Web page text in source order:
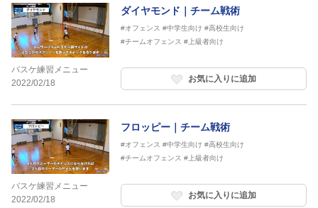
バスケ練習メニュー
2022/02/18
ダイヤモンド｜チーム戦術
#オフェンス #中学生向け #高校生向け
#チームオフェンス #上級者向け
お気に入りに追加
バスケ練習メニュー
2022/02/18
フロッピー｜チーム戦術
#オフェンス #中学生向け #高校生向け
#チームオフェンス #上級者向け
お気に入りに追加